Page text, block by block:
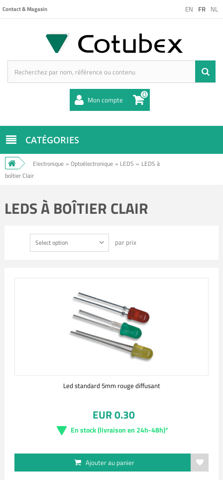
EN FR NL
Contact & Magasin
Mon compte 0
CATÉGORIES
Electronique » Optoélectronique » LEDS » LEDS à
boîtier Clair
LEDS À BOÎTIER CLAIR
Select option par prix
Led standard 5mm rouge diffusant
EUR 0.30
En stock (livraison en 24h-48h)*
Ajouter au panier